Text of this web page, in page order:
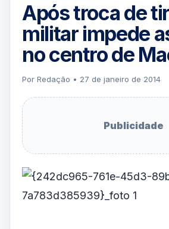
Após troca de
militar impede
no centro de
Por Redação • 27 de janeiro de 2014
Publicidade